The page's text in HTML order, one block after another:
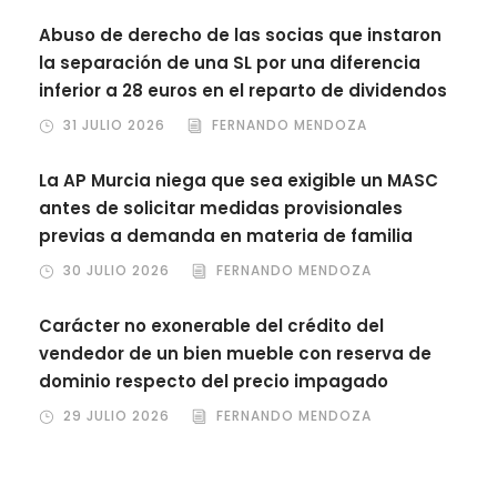
Abuso de derecho de las socias que instaron
la separación de una SL por una diferencia
inferior a 28 euros en el reparto de dividendos
31 JULIO 2026 FERNANDO MENDOZA
La AP Murcia niega que sea exigible un MASC
antes de solicitar medidas provisionales
previas a demanda en materia de familia
30 JULIO 2026 FERNANDO MENDOZA
Carácter no exonerable del crédito del
vendedor de un bien mueble con reserva de
dominio respecto del precio impagado
29 JULIO 2026 FERNANDO MENDOZA